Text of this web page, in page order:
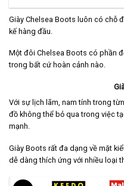
Giày Chelsea Boots luôn có chỗ
kế hàng đầu.
Một đôi Chelsea Boots có phần
trong bất cứ hoàn cảnh nào.
Với sự lịch lãm, nam tính trong
đồ không thể bỏ qua trong việc
mạnh.
Giày Boots rất đa dạng về mặt
dễ dàng thích ứng với nhiều loại